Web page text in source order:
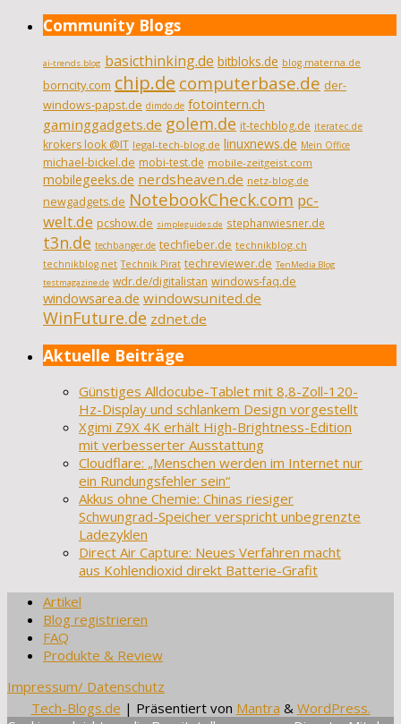
Community Blogs
ai-trends.blog basicthinking.de bitbloks.de blog.materna.de
borncity.com chip.de computerbase.de der-
windows-papst.de dimdo.de fotointern.ch
gaminggadgets.de golem.de it-techblog.de iteratec.de
krokers look @IT legal-tech-blog.de linuxnews.de Mein Office
michael-bickel.de mobi-test.de mobile-zeitgeist.com
mobilegeeks.de nerdsheaven.de netz-blog.de
newgadgets.de NotebookCheck.com pc-
welt.de pcshow.de simpleguides.de stephanwiesner.de
t3n.de techbanger.de techfieber.de technikblog.ch
technikblog.net Technik Pirat techreviewer.de TenMedia Blog
testmagazine.de wdr.de/digitalistan windows-faq.de
windowsarea.de windowsunited.de
WinFuture.de zdnet.de
Aktuelle Beiträge
Günstiges Alldocube-Tablet mit 8,8-Zoll-120-
Hz-Display und schlankem Design vorgestellt
Xgimi Z9X 4K erhält High-Brightness-Edition
mit verbesserter Ausstattung
Cloudflare: „Menschen werden im Internet nur
ein Rundungsfehler sein“
Akkus ohne Chemie: Chinas riesiger
Schwungrad-Speicher verspricht unbegrenzte
Ladezyklen
Direct Air Capture: Neues Verfahren macht
aus Kohlendioxid direkt Batterie-Grafit
Artikel
Blog registrieren
FAQ
Produkte & Review
Impressum/ Datenschutz
Tech-Blogs.de | Präsentiert von Mantra & WordPress.